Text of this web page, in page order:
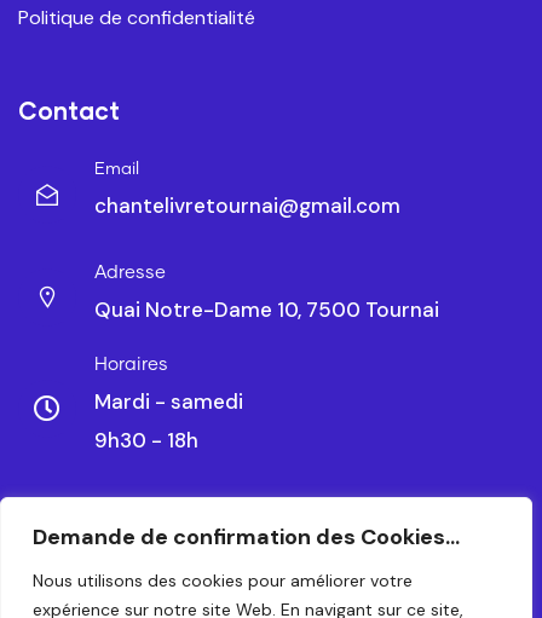
Demande de confirmation des Cookies...
Nous utilisons des cookies pour améliorer votre
expérience sur notre site Web. En navigant sur ce site,
Politique de confidentialité
Contact
Email
chantelivretournai@gmail.com
Adresse
Quai Notre-Dame 10, 7500 Tournai
Horaires
Mardi - samedi
9h30 - 18h